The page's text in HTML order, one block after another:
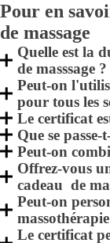
Pour en
de massage
Quelle est la
de masssage ?
Peut-on
pour tous les
Le certificat
Que se
Peut-on
Offrez-vous
cadeau de
Peut-on
Le certificat